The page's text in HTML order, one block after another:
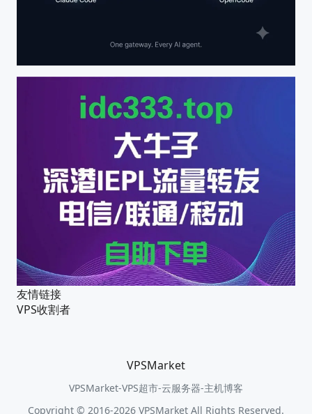
友情链接
VPS收割者
VPSMarket
VPSMarket-VPS超市-云服务器-主机博客
Copyright © 2016-2026 VPSMarket All Rights Reserved.